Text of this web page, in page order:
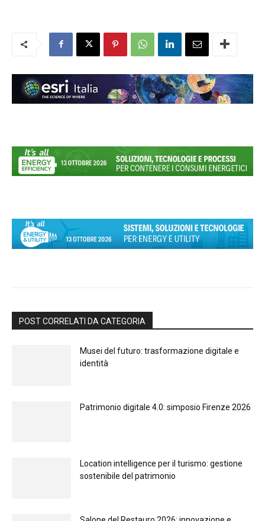
POST CORRELATI DA CATEGORIA
Musei del futuro: trasformazione digitale e
identità
Patrimonio digitale 4.0: simposio Firenze 2026
Location intelligence per il turismo: gestione
sostenibile del patrimonio